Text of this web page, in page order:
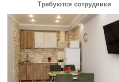
Требуются сотрудники